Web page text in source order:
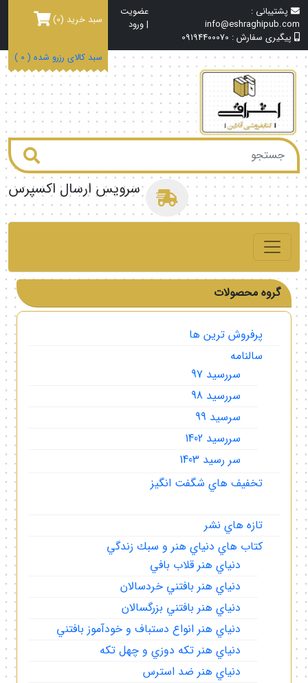
پشتیبانی :
info@eshraghipub.com
پیگیری سفارش : 09194400070
عضویت
| ورود سبد خرید (0)
سبد کالای رزرو شده ( 0
)
سرویس ارسال اکسپرس
گروه محصولات
پرفروش ترين ها
سالنامه
سررسيد 97
سررسيد 98
سرسيد 99
سررسيد 1402
سر رسيد 1403
تخفيف هاي شگفت انگيز
تازه هاي نشر
كتاب هاي دنياي هنر و سبك زندگي
دنياي هنر قلاب بافي
دنياي هنر بافتني خردسالان
دنياي هنر بافتني بزرگسالان
دنياي هنر انواع دستباف و خودآموز بافتني
دنياي هنر تكه دوزي و چهل تكه
دنياي هنر ضد استرس